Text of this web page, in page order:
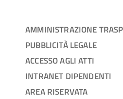
AMMINISTRAZIONE
PUBBLICITÀ LEGALE
ACCESSO AGLI ATTI
INTRANET DIPENDENTI
AREA RISERVATA